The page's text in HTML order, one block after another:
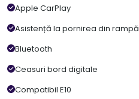
Apple CarPlay
Asistență la pornirea din rampă
Bluetooth
Ceasuri bord digitale
Compatibil E10